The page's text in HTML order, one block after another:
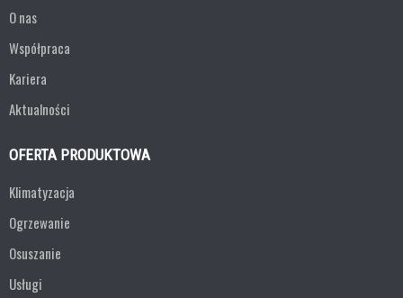
O nas
Współpraca
Kariera
Aktualności
OFERTA PRODUKTOWA
Klimatyzacja
Ogrzewanie
Osuszanie
Usługi